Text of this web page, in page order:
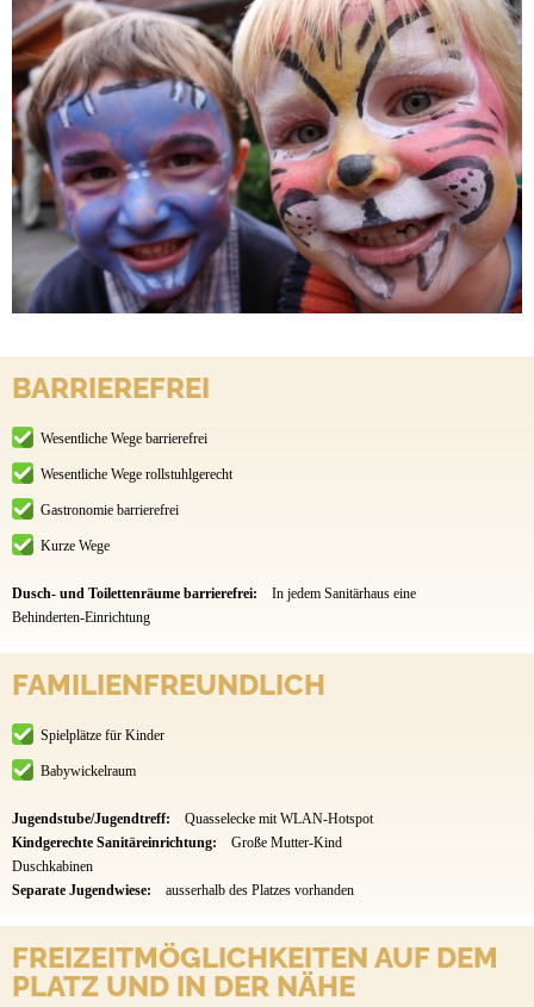
BARRIEREFREI
Wesentliche Wege barrierefrei
Wesentliche Wege rollstuhlgerecht
Gastronomie barrierefrei
Kurze Wege
Dusch- und Toilettenräume barrierefrei:
In jedem Sanitärhaus eine
Behinderten-Einrichtung
FAMILIENFREUNDLICH
Spielplätze für Kinder
Babywickelraum
Jugendstube/Jugendtreff:
Quasselecke mit WLAN-Hotspot
Kindgerechte Sanitäreinrichtung:
Große Mutter-Kind
Duschkabinen
Separate Jugendwiese:
ausserhalb des Platzes vorhanden
FREIZEITMÖGLICHKEITEN AUF DEM
PLATZ UND IN DER NÄHE